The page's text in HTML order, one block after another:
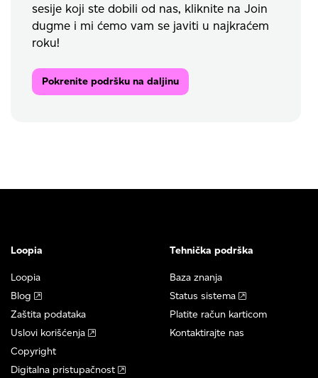
sesije koji ste dobili od nas, kliknite na Join
dugme i mi ćemo vam se javiti u najkraćem
roku!
Pokrenite podršku na daljinu
Loopia
Loopia
Blog
Zaštita podataka
Uslovi korišćenja
Copyright
Digitalna pristupačnost
Tehnička podrška
Baza znanja
Status sistema
Platite račun karticom
Kontaktirajte nas